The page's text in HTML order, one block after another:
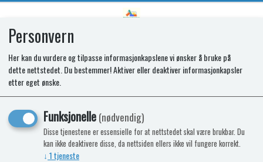
SPARES KIT.GLASS LID. ARGENT
BOWL. SOLID BLACK
Personvern
Her kan du vurdere og tilpasse informasjonkapslene vi ønsker å bruke på
dette nettstedet. Du bestemmer! Aktiver eller deaktiver informasjonkapsler
etter eget ønske.
Funksjonelle(nødvendig)
Disse tjenestene er essensielle for at nettstedet skal være brukbar. Du
kan ikke deaktivere disse, da nettsiden ellers ikke vil fungere korrekt.
↓ 1tjeneste